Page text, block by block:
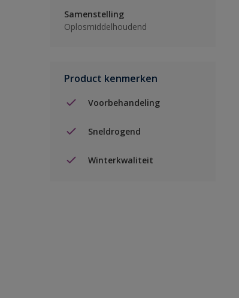
Samenstelling
Oplosmiddelhoudend
Product kenmerken
Voorbehandeling
Sneldrogend
Winterkwaliteit